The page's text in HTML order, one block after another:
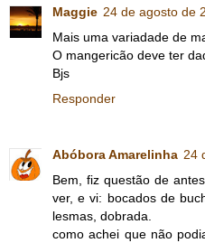
Maggie 24 de agosto de
Mais uma variadade de
O mangericão deve ter
Bjs
Responder
Abóbora Amarelinha 24
Bem, fiz questão de
ver, e vi: bocados de
lesmas, dobrada.
como achei que não